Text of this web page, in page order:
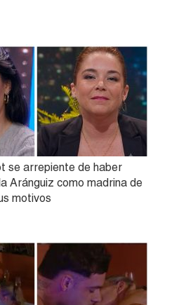
se arrepiente de haber
Aránguiz como madrina de
motivos